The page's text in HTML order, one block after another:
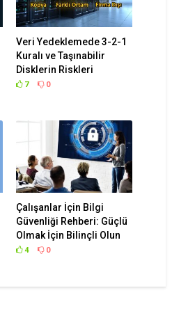
Veri Yedeklemede 3-2-1
Kuralı ve Taşınabilir
Disklerin Riskleri
7 0
Çalışanlar İçin Bilgi
Güvenliği Rehberi: Güçlü
Olmak İçin Bilinçli Olun
4 0